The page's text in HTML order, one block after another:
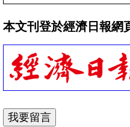
本文刊登於經濟日報網